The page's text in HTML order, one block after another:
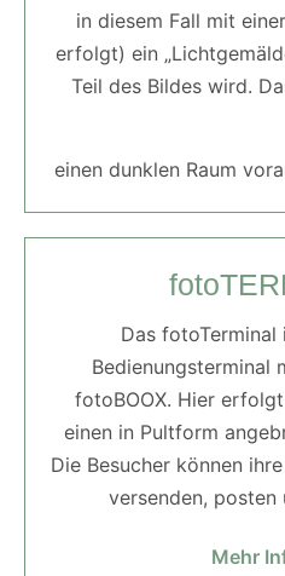
in diesem Fall mit
erfolgt) ein
Teil des Bildes wird.
einen dunklen Raum
Das fotoTerminal
Bedienungsterminal
fotoBOOX. Hier
einen in Pultform
Die Besucher können
versenden, posten
Mehr